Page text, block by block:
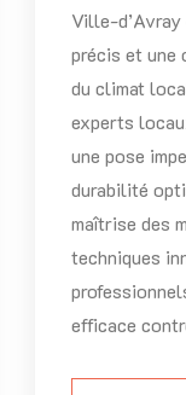
Ville-
précis et une
du climat
experts
une pose
durabilité
maîtrise des
techniques
efficace